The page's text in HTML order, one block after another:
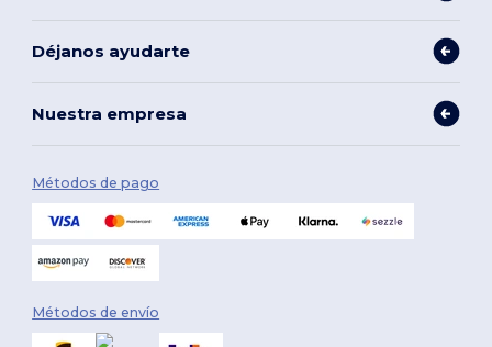
Déjanos ayudarte
Nuestra empresa
Métodos de pago
Métodos de envío